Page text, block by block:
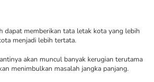
dapat memberikan tata letak kota yang lebih
menjadi lebih tertata.
akan muncul banyak kerugian terutama
menimbulkan masalah jangka panjang.